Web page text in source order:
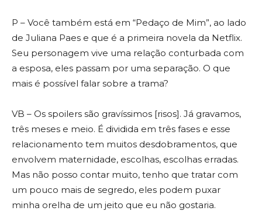
P – Você também está em “Pedaço de Mim”, ao lado
de Juliana Paes e que é a primeira novela da Netflix.
Seu personagem vive uma relação conturbada com
a esposa, eles passam por uma separação. O que
mais é possível falar sobre a trama?
VB – Os spoilers são gravíssimos [risos]. Já gravamos,
três meses e meio. É dividida em três fases e esse
relacionamento tem muitos desdobramentos, que
envolvem maternidade, escolhas, escolhas erradas.
Mas não posso contar muito, tenho que tratar com
um pouco mais de segredo, eles podem puxar
minha orelha de um jeito que eu não gostaria.